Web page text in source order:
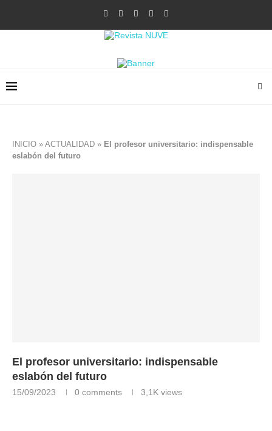
INICIO » ACTUALIDAD » El profesor universitario: indispensable
eslabón del futuro
El profesor universitario: indispensable
eslabón del futuro
15/09/2023 0 comments 3,1K views